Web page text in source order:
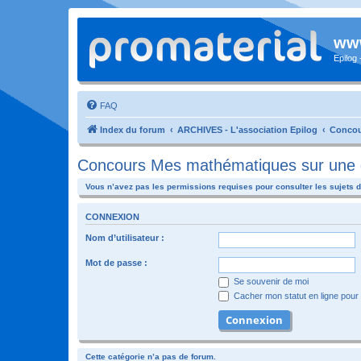
Epilog
FAQ
Index du forum ARCHIVES - L'association Epilog
Concours Mes mathématiques sur une
Vous n’avez pas les permissions requises pour consulter les sujets
CONNEXION
Nom d’utilisateur :
Mot de passe :
Se souvenir de moi
Cacher mon statut en ligne
Cette catégorie n’a pas de forum.